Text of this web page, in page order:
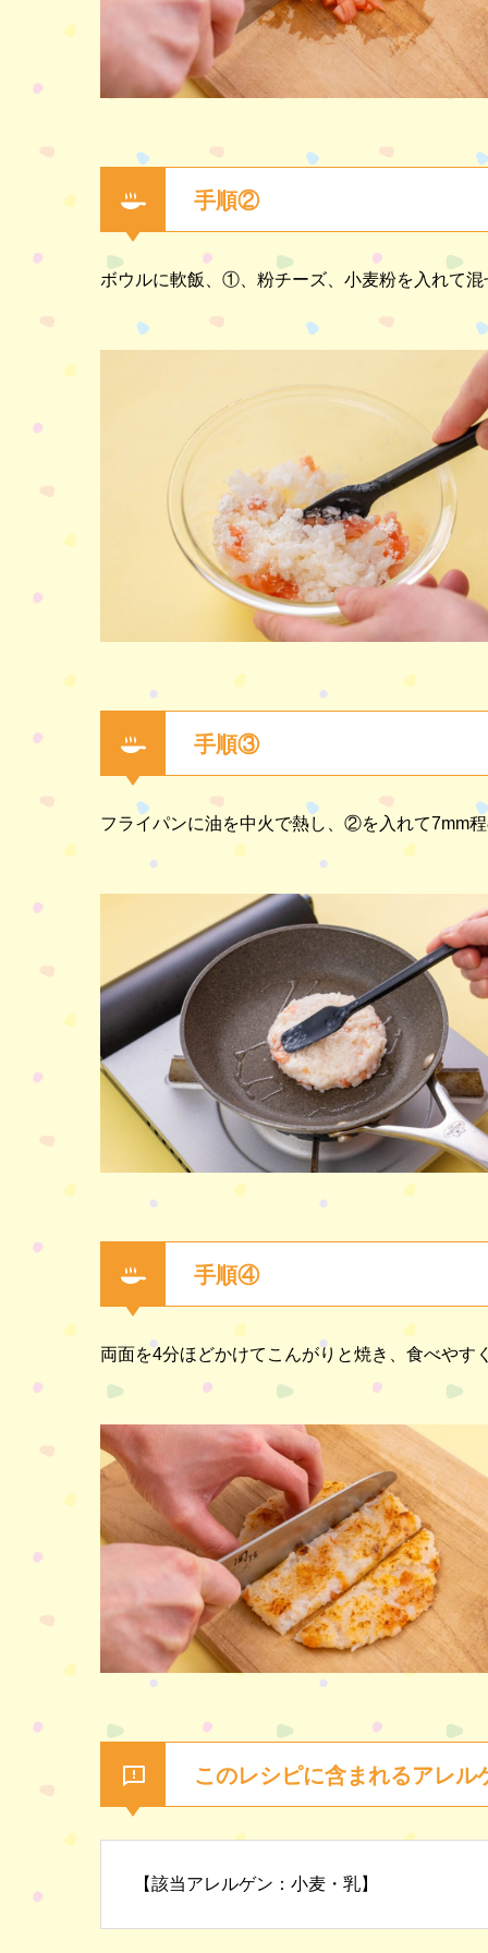
手順②
ボウルに軟飯、①、粉チーズ、小麦粉を入れて混
手順③
フライパンに油を中火で熱し、②を入れて7mm
手順④
両面を4分ほどかけてこんがりと焼き、食べやす
このレシピに含まれるアレル
【該当アレルゲン：小麦・乳】